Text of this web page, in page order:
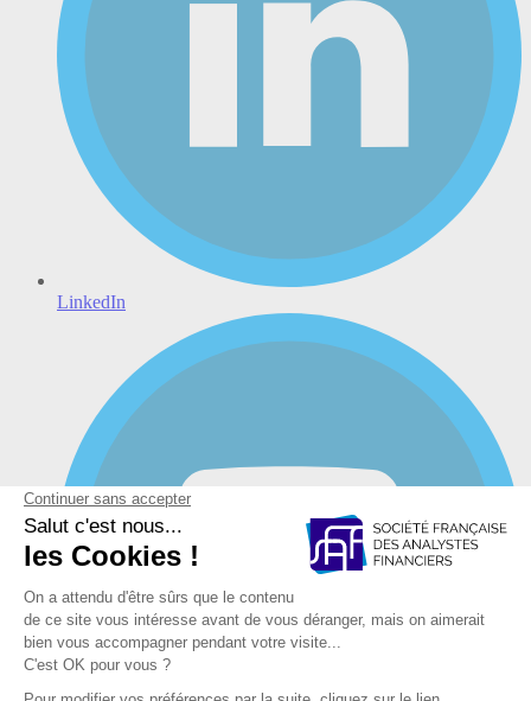
LinkedIn